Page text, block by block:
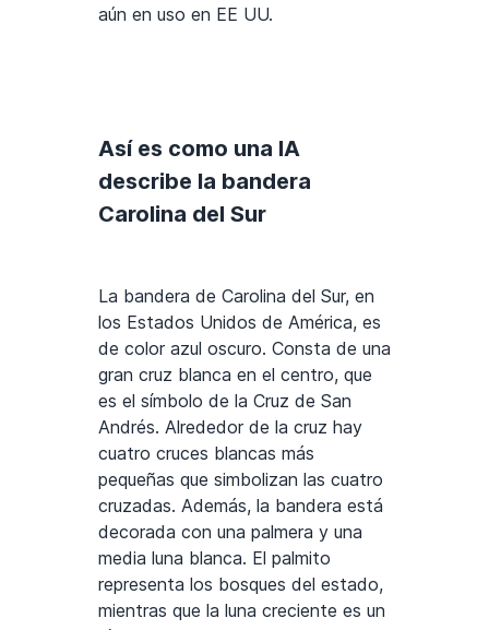
aún en uso en EE UU.
Así es como una IA
describe la bandera
Carolina del Sur
La bandera de Carolina del Sur, en
los Estados Unidos de América, es
de color azul oscuro. Consta de una
gran cruz blanca en el centro, que
es el símbolo de la Cruz de San
Andrés. Alrededor de la cruz hay
cuatro cruces blancas más
pequeñas que simbolizan las cuatro
cruzadas. Además, la bandera está
decorada con una palmera y una
media luna blanca. El palmito
representa los bosques del estado,
mientras que la luna creciente es un